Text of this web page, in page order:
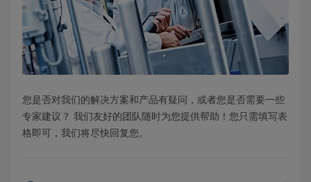
您是否对我们的解决方案和产品有疑问，或者您是否需要一些
专家建议？ 我们友好的团队随时为您提供帮助！您只需填写表
格即可，我们将尽快回复您。